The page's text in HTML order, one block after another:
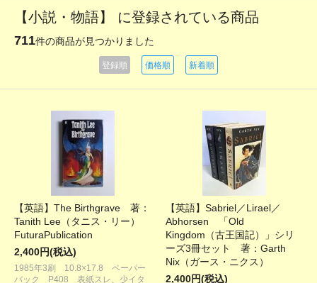
【小説・物語】 に登録されている商品
711件の商品が見つかりました
登録順 価格順 新着順
【英語】The Birthgrave 著：
Tanith Lee（タニス・リー）
FuturaPublication
2,400円(税込)
1985年3刷 10.8×17.8 ペーパー
バック P408 表紙スレ、少イタ
【英語】Sabriel／Lirael／
Abhorsen 「Old
Kingdom（古王国記）」シリ
ーズ3冊セット 著：Garth
Nix（ガース・ニクス）
2,400円(税込)